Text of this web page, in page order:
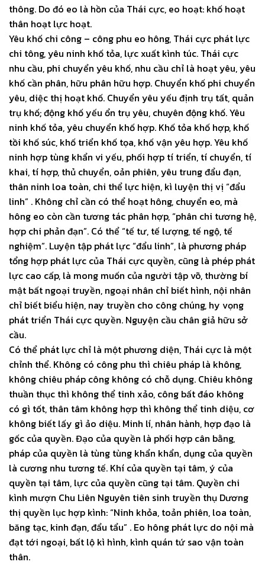
thông. Do đó eo là hồn của Thái cực, eo hoạt: khố hoạt
thân hoạt lực hoạt.
Yêu khố chi công – công phu eo hông, Thái cực phát lực
chi tông, yêu ninh khố tỏa, lực xuất kình túc. Thái cực
nhu cầu, phi chuyển yêu khố, nhu cầu chỉ là hoạt yêu, yêu
khố cần phân, hữu phân hữu hợp. Chuyển khố phi chuyển
yêu, diệc thị hoạt khố. Chuyển yêu yếu định trụ tất, quản
trụ khố; động khố yếu ổn trụ yêu, chuyên động khố. Yêu
ninh khố tỏa, yêu chuyển khố hợp. Khố tỏa khố hợp, khố
tồi khố súc, khố triển khố tọa, khố vận yêu hợp. Yêu khố
ninh hợp tùng khẩn vi yếu, phối hợp tí triển, tí chuyển, tí
khai, tí hợp, thủ chuyển, oản phiên, yêu trung đẩu đạn,
thân ninh loa toàn, chi thể lực hiện, kì luyện thị vị “đẩu
linh” . Không chỉ cần có thể hoạt hông, chuyển eo, mà
hông eo còn cần tương tác phân hợp, “phân chi tương hệ,
hợp chi phản đạn”. Có thể “tế tư, tế lượng, tế ngộ, tế
nghiệm”. Luyện tập phát lực “đẩu linh”, là phương pháp
tổng hợp phát lực của Thái cực quyền, cũng là phép phát
lực cao cấp, là mong muốn của người tập võ, thường bí
mật bất ngoại truyền, ngoại nhân chỉ biết hình, nội nhân
chỉ biết biểu hiện, nay truyền cho công chúng, hy vọng
phát triển Thái cực quyền. Nguyện cầu chân giả hữu sở
cầu.
Có thể phát lực chỉ là một phương diện, Thái cực là một
chỉnh thể. Không có công phu thì chiêu pháp là không,
không chiêu pháp công không có chỗ dụng. Chiêu không
thuần thục thì không thể tinh xảo, công bất đáo không
có gì tốt, thân tâm không hợp thì không thể tinh diệu, cơ
không biết lấy gì ảo diệu. Minh lí, nhân hành, hợp đạo là
gốc của quyền. Đạo của quyền là phối hợp cân bằng,
pháp của quyền là tùng tùng khẩn khẩn, dụng của quyền
là cương nhu tương tế. Khí của quyền tại tâm, ý của
quyền tại tâm, lực của quyền cũng tại tâm. Quyền chi
kình mượn Chu Liên Nguyên tiên sinh truyền thụ Dương
thị quyền lục hợp kình: “Ninh khỏa, toản phiên, loa toàn,
băng tạc, kinh đạn, đẩu tẩu” . Eo hông phát lực do nội mà
đạt tới ngoại, bất lộ kì hình, kình quán tứ sao vận toàn
thân.